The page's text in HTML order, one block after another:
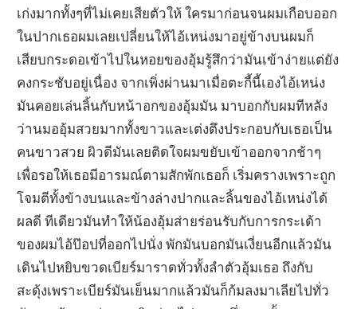
เก่งมากทั้งๆที่ไม่เคยเสียตัวให้ ใครมาก่อนจนผมเกือบออก
ในปากเธอผมเลยเปลี่ยนให้ไอ้เหน่งมาอยู่ข้างบนผมก็
เสียบกระดอเข้าไปในหอยของอุ้มรู้สึกว่ามันเข้าง่ายแต่ยัง
คงกระชับอยู่เนื่อง จากเพิ่งผ่านมาเมื่อตะกี้นี้เองไอ้เหน่ง
มันคอยเล่นลิ้นกับหน้าอกของอุ้มมัน มาบอกกับผมทีหลัง
ว่านมออุ้มสวยมากทั้งขาวและเต่งตึงประกอบกับเธอเป็น
คนขาวสวย ผิวดีมันเลยติดใจผมขยับเข้าออกจากช้าๆ
เพื่อรอให้เธอมีอารมณ์ตามสักพักเธอก็ เริ่มครางเพราะถูก
โจมตีทั้งข้างบนและข้างล่างปากและลิ้นของไอ้เหน่งได้
ผลดี ทีเดียวมันทำให้น้องอุ้มส่ายร่อนรับกับการกระเด้า
ของผมไอ้ป๊อปที่ออกไปนั่ง พักมันบอกมันเงี่ยนอีกแล้วมัน
เดินไปหยิบขวดเบียร์มาราดทั่วทั้งลำตัวอุ้มเธอ ถึงกับ
สะดุ้งเพราะเบียร์มันเย็นมากแล้วมันก็ก้มลงมาเลียไปทั่ว